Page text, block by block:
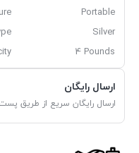
Portable
Silver
4 Pounds
ارسال رایگان
ارسال رایگان سریع از طریق پست